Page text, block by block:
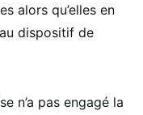
alors qu’elles en
dispositif de
n’a pas engagé la